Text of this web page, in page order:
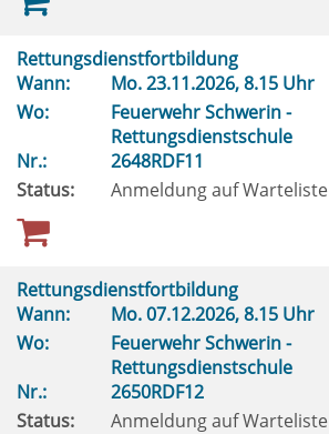
Rettungsdienstfortbildung
Wann:
Mo.23.11.2026, 8.15 Uhr
Wo:
Feuerwehr Schwerin -
Rettungsdienstschule
Nr.:
2648RDF11
Status:
Anmeldung auf Warteliste
Rettungsdienstfortbildung
Wann:
Mo.07.12.2026, 8.15 Uhr
Wo:
Feuerwehr Schwerin -
Rettungsdienstschule
Nr.:
2650RDF12
Status:
Anmeldung auf Warteliste